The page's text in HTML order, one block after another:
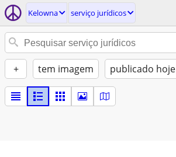
Kelowna serviço jurídicos
+ tem imagem publicado hoje